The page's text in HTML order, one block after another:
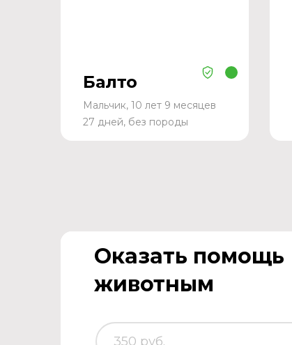
Балто
Мальчик, 10 лет 9 месяцев
27 дней, без породы
Оказать помощь
животным